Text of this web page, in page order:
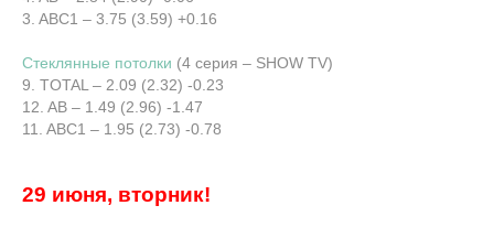
3. ABC1 – 3.75 (3.59) +0.16
Стеклянные потолки (4 серия – SHOW TV)
9. TOTAL – 2.09 (2.32) -0.23
12. AB – 1.49 (2.96) -1.47
11. ABC1 – 1.95 (2.73) -0.78
29 июня, вторник!